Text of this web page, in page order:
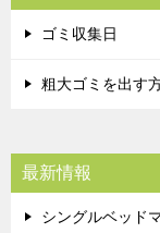
ゴミ収集日
粗大ゴミを出す
最新情報
シングルベッド